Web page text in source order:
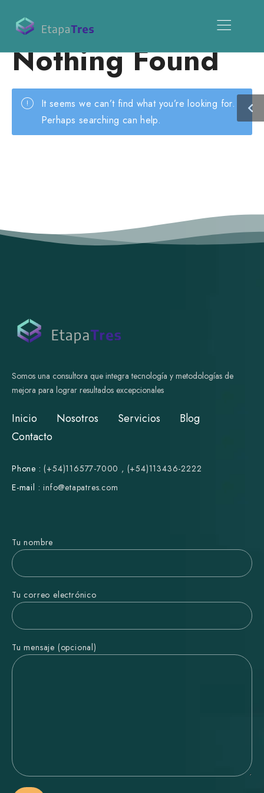
Nothing Found
It seems we can’t find what you’re looking for.
Perhaps searching can help.
Somos una consultora que integra tecnología y metodologías de
mejora para lograr resultados excepcionales
Inicio Nosotros Servicios
Blog
Contacto
Phone : (+54)116577-7000 , (+54)113436-2222
E-mail : info@etapatres.com
Tu nombre
Tu correo electrónico
Tu mensaje (opcional)